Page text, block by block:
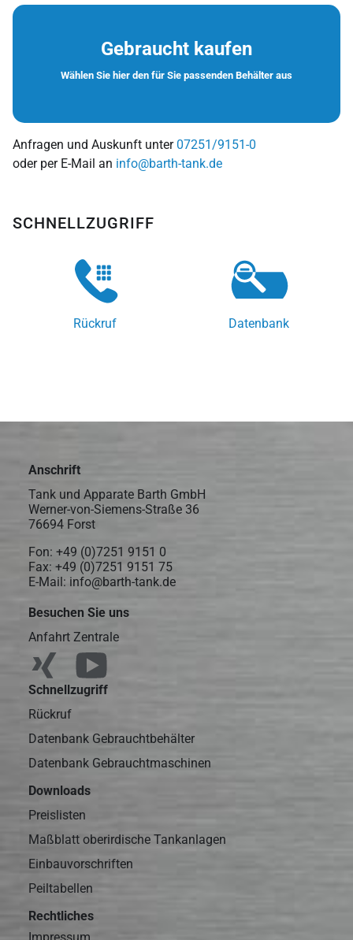
Gebraucht kaufen
Wählen Sie hier den für Sie passenden Behälter aus
Anfragen und Auskunft unter 07251/9151-0
oder per E-Mail an info@barth-tank.de
SCHNELLZUGRIFF
Rückruf Datenbank
Anschrift
Tank und Apparate Barth GmbH
Werner-von-Siemens-Straße 36
76694 Forst
Fon: +49 (0)7251 9151 0
Fax: +49 (0)7251 9151 75
E-Mail: info@barth-tank.de
Besuchen Sie uns
Anfahrt Zentrale
Schnellzugriff
Rückruf
Datenbank Gebrauchtbehälter
Datenbank Gebrauchtmaschinen
Downloads
Preislisten
Maßblatt oberirdische Tankanlagen
Einbauvorschriften
Peiltabellen
Rechtliches